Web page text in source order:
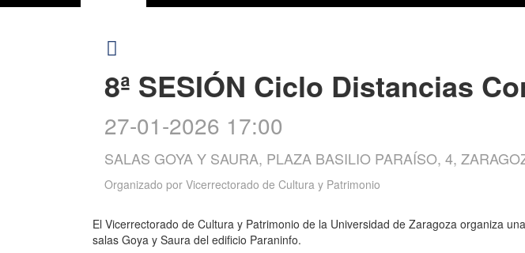
8ª SESIÓN Ciclo Distancias
27-01-2026 17:00
SALAS GOYA Y SAURA, PLAZA BASILIO PARAÍSO, 4,
Organizado por Vicerrectorado de Cultura y Patrimonio
El Vicerrectorado de Cultura y Patrimonio de la Universidad de Zaragoza organiza
salas Goya y Saura del edificio Paraninfo.